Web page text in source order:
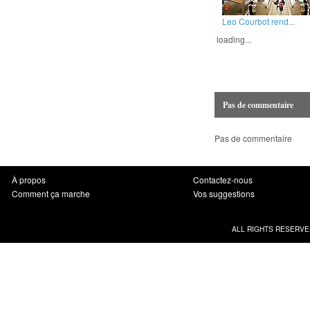
Leo Courbot rend...
loading...
Pas de commentaire
Pas de commentaire
À propos
Comment ça marche
Contactez-nous
Vos suggestions
ALL RIGHTS